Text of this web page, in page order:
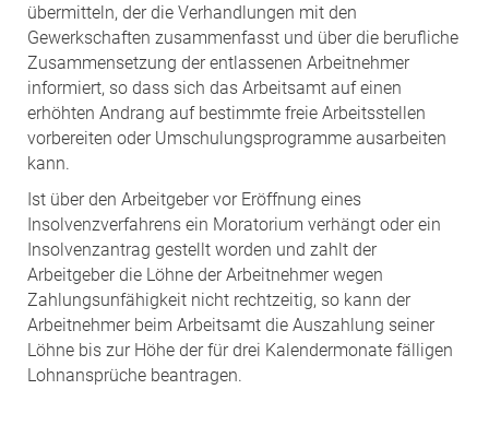
übermitteln, der die Verhandlungen mit den
Gewerkschaften zusammenfasst und über die berufliche
Zusammensetzung der entlassenen Arbeitnehmer
informiert, so dass sich das Arbeitsamt auf einen
erhöhten Andrang auf bestimmte freie Arbeitsstellen
vorbereiten oder Umschulungsprogramme ausarbeiten
kann.
Ist über den Arbeitgeber vor Eröffnung eines
Insolvenzverfahrens ein Moratorium verhängt oder ein
Insolvenzantrag gestellt worden und zahlt der
Arbeitgeber die Löhne der Arbeitnehmer wegen
Zahlungsunfähigkeit nicht rechtzeitig, so kann der
Arbeitnehmer beim Arbeitsamt die Auszahlung seiner
Löhne bis zur Höhe der für drei Kalendermonate fälligen
Lohnansprüche beantragen.